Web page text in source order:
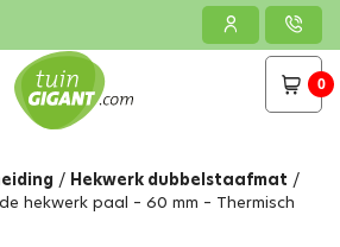
0
/ Hekwerk dubbelstaafmat /
hekwerk paal – 60 mm – Thermisch